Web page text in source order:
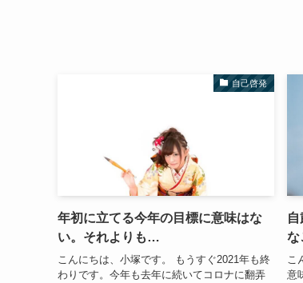
自己啓発
年初に立てる今年の目標に意味はな
い。それよりも…
こんにちは、小塚です。 もうすぐ2021年も終
わりです。今年も去年に続いてコロナに翻弄
な
こ
意